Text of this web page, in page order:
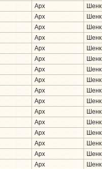
Арх
Шенк
Арх
Шенк
Арх
Шенк
Арх
Шенк
Арх
Шенк
Арх
Шенк
Арх
Шенк
Арх
Шенк
Арх
Шенк
Арх
Шенк
Арх
Шенк
Арх
Шенк
Арх
Шенк
Арх
Шенк
Арх
Шенк
Арх
Шенк